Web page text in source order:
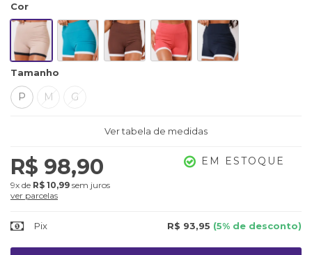
Cor
Tamanho
P M G
Ver tabela de medidas
R$ 98,90
9x de R$ 10,99 sem juros
ver parcelas
EM ESTOQUE
Pix R$ 93,95 (5% de desconto)